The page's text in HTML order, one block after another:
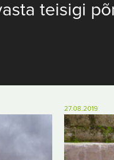
teisigi
27.08.2019